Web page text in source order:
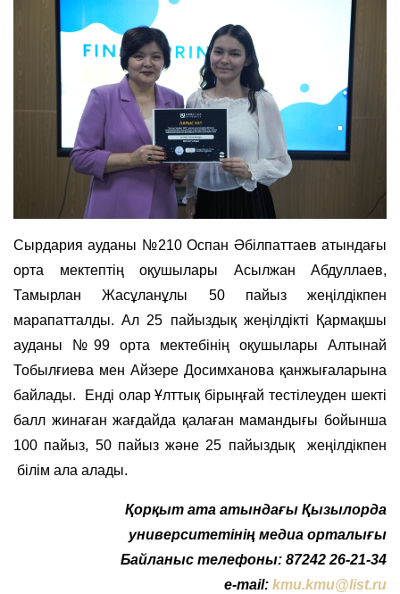
Сырдария ауданы №210 Оспан Әбілпаттаев атындағы
орта мектептің оқушылары Асылжан Абдуллаев,
Тамырлан Жасұланұлы 50 пайыз жеңілдікпен
марапатталды. Ал 25 пайыздық жеңілдікті Қармақшы
ауданы №99 орта мектебінің оқушылары Алтынай
Тобылғиева мен Айзере Досимханова қанжығаларына
байлады. Енді олар Ұлттық бірыңғай тестілеуден шекті
балл жинаған жағдайда қалаған мамандығы бойынша
100 пайыз, 50 пайыз және 25 пайыздық жеңілдікпен
білім ала алады.
Қорқыт ата атындағы Қызылорда
университетінің медиа орталығы
Байланыс телефоны: 87242 26-21-34
e-mail: kmu.kmu@list.ru